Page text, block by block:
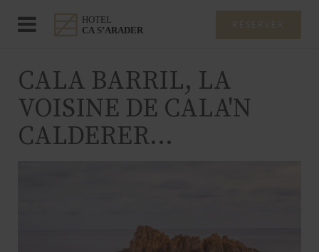
CALA BARRIL, LA
VOISINE DE CALA'N
CALDERER...